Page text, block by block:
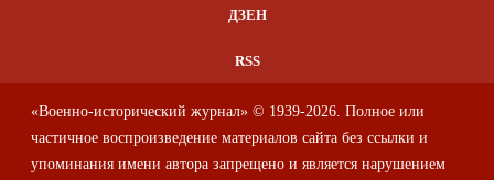
ДЗЕН
RSS
«Военно-исторический журнал» © 1939-2026. Полное или
частичное воспроизведение материалов сайта без ссылки и
упоминания имени автора запрещено и является нарушением